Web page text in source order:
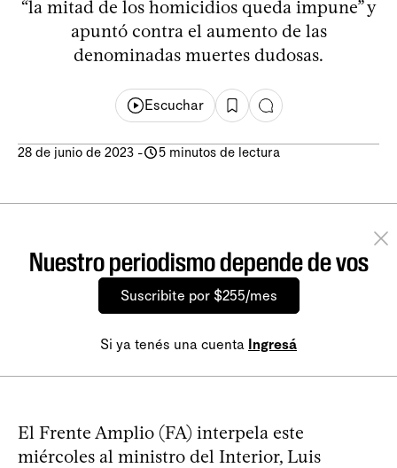
“la mitad de los homicidios queda impune” y
apuntó contra el aumento de las
denominadas muertes dudosas.
Escuchar
28 de junio de 2023 - 5 minutos de lectura
Nuestro periodismo depende de vos
Suscribite por $255/mes
Si ya tenés una cuenta Ingresá
El Frente Amplio (FA) interpela este
miércoles al ministro del Interior, Luis